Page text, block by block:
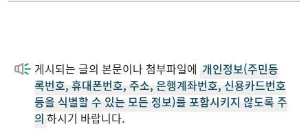
학과활동
학과뉴스
취업정보게시판
게시되는 글의 본문이나 첨부파일에 개인정보(주민등
록번호, 휴대폰번호, 주소, 은행계좌번호, 신용카드번호
등을 식별할 수 있는 모든 정보)를 포함시키지 않도록 주
의 하시기 바랍니다.